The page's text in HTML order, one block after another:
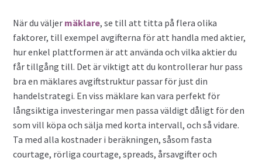
När du väljer mäklare, se till att titta på flera olika
faktorer, till exempel avgifterna för att handla med aktier,
hur enkel plattformen är att använda och vilka aktier du
får tillgång till. Det är viktigt att du kontrollerar hur pass
bra en mäklares avgiftstruktur passar för just din
handelstrategi. En viss mäklare kan vara perfekt för
långsiktiga investeringar men passa väldigt dåligt för den
som vill köpa och sälja med korta intervall, och så vidare.
Ta med alla kostnader i beräkningen, såsom fasta
courtage, rörliga courtage, spreads, årsavgifter och